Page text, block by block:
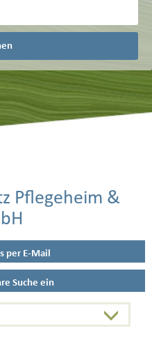
Pflegeheim &
per E-Mail
Suche ein